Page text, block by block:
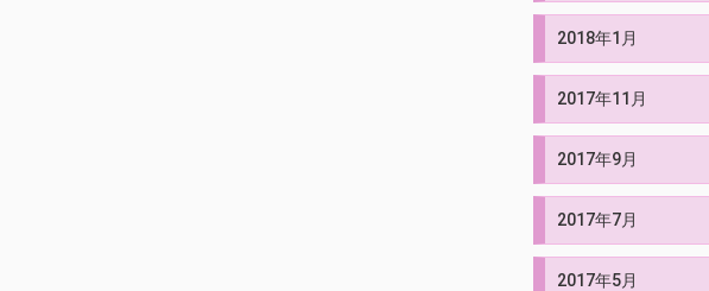
2018年1月
2017年11月
2017年9月
2017年7月
2017年5月